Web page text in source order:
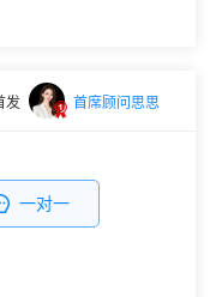
发 首席顾问思思
一对一